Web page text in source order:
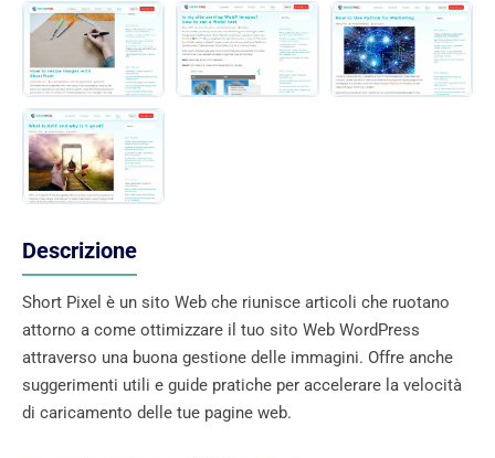
Descrizione
Short Pixel è un sito Web che riunisce articoli che ruotano
attorno a come ottimizzare il tuo sito Web WordPress
attraverso una buona gestione delle immagini. Offre anche
suggerimenti utili e guide pratiche per accelerare la velocità
di caricamento delle tue pagine web.